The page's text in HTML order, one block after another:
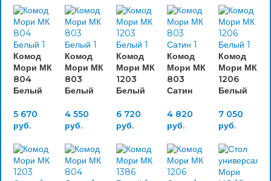
Комод
Мори МК
804
Белый
5 670
руб.
Комод
Мори МК
803
Белый
4 550
руб.
Комод
Мори МК
1203
Белый
6 720
руб.
Комод
Мори МК
803
Сатин
4 820
руб.
Комод
Мори МК
1206
Белый
7 050
руб.